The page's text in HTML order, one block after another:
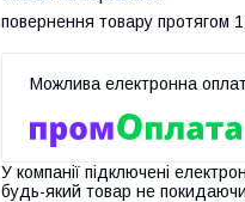
повернення товару протягом
У компанії підключені
будь-який товар не